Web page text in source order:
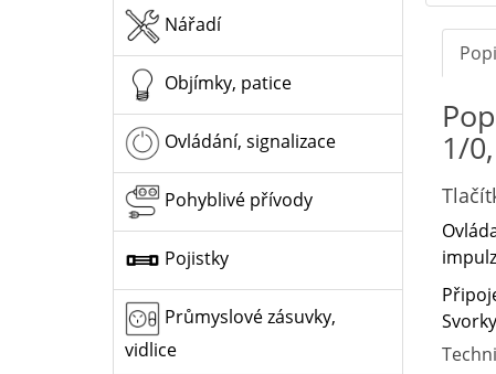
Nářadí
Objímky, patice
Ovládání, signalizace
Pohyblivé přívody
Pojistky
Průmyslové zásuvky,
vidlice
1/